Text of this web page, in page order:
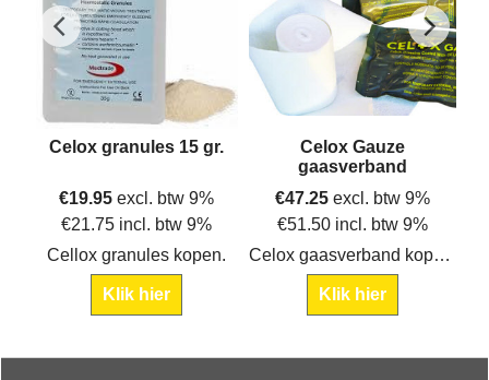
Celox granules 15 gr.
€19.95 excl. btw 9%
€21.75 incl. btw 9%
Cellox granules kopen.
Klik hier
Celox Gauze
gaasverband
€47.25 excl. btw 9%
€51.50 incl. btw 9%
Celox gaasverband kopen.
Klik hier